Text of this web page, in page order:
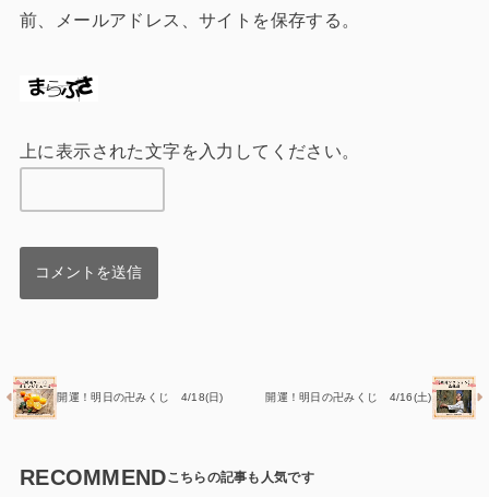
前、メールアドレス、サイトを保存する。
上に表示された文字を入力してください。
開運！明日の卍みくじ 4/18(日) 開運！明日の卍みくじ 4/16(土)
RECOMMEND